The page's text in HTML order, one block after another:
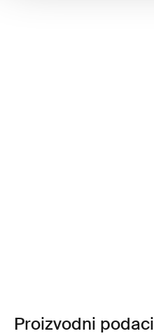
Proizvodni podaci